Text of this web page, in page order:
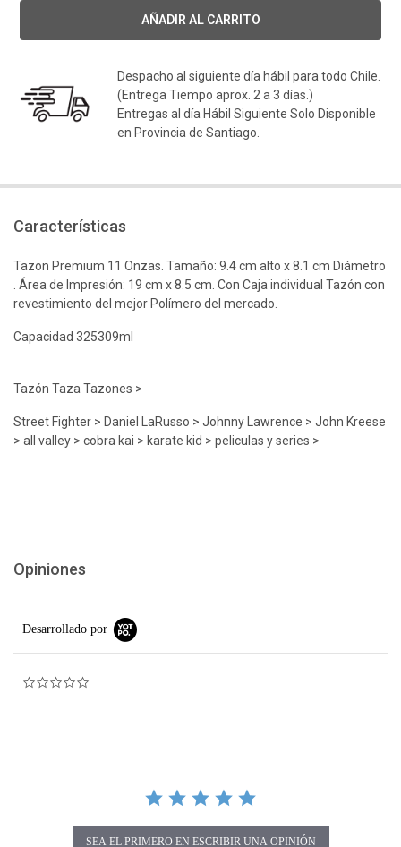
Despacho al siguiente día hábil para todo Chile.
(Entrega Tiempo aprox. 2 a 3 días.)
Entregas al día Hábil Siguiente Solo Disponible
en Provincia de Santiago.
Características
Tazon Premium 11 Onzas. Tamaño: 9.4 cm alto x 8.1 cm Diámetro
. Área de Impresión: 19 cm x 8.5 cm. Con Caja individual Tazón con
revestimiento del mejor Polímero del mercado.
Capacidad 325309ml
Tazón Taza Tazones >
Street Fighter > Daniel LaRusso > Johnny Lawrence > John Kreese
> all valley > cobra kai > karate kid > peliculas y series >
Opiniones
Desarrollado por
SEA EL PRIMERO EN ESCRIBIR UNA OPINIÓN